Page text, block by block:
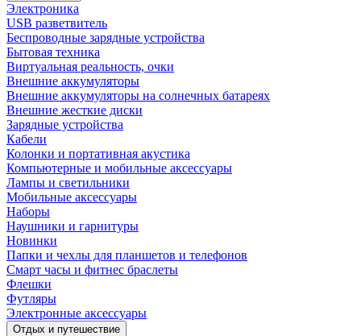
Электроника
USB разветвитель
Беспроводные зарядные устройства
Бытовая техника
Виртуальная реальность, очки
Внешние аккумуляторы
Внешние аккумуляторы на солнечных батареях
Внешние жесткие диски
Зарядные устройства
Кабели
Колонки и портативная акустика
Компьютерные и мобильные аксессуары
Лампы и светильники
Мобильные аксессуары
Наборы
Наушники и гарнитуры
Новинки
Папки и чехлы для планшетов и телефонов
Смарт часы и фитнес браслеты
Флешки
Футляры
Электронные аксессуары
Отдых и путешествие